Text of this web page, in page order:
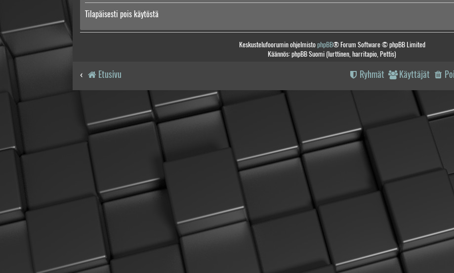
Tilapäisesti pois käytöstä
Keskustelufoorumin ohjelmistophpBB® Forum Software © phpBB Limited
Käännös: phpBB Suomi (lurttinen, harritapio, Pettis)
Etusivu Käyttäjät
Ryhmät